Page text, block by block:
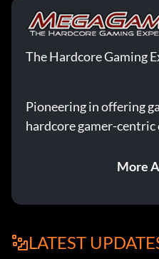
The Hardcore Gaming
Pioneering in offering
hardcore gamer-centric
More
LATEST